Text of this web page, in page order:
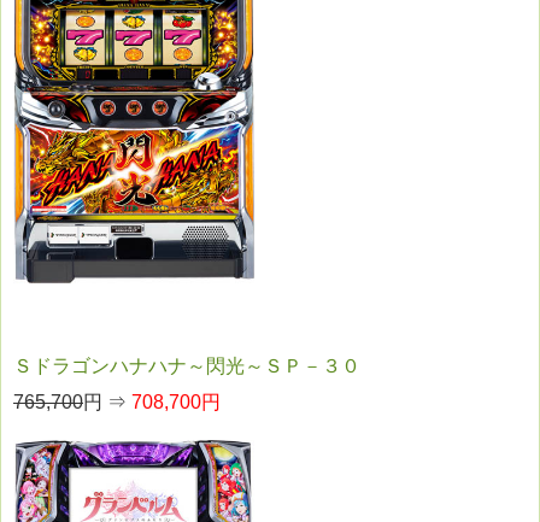
Ｓドラゴンハナハナ～閃光～ＳＰ－３０
765,700円 ⇒ 708,700円